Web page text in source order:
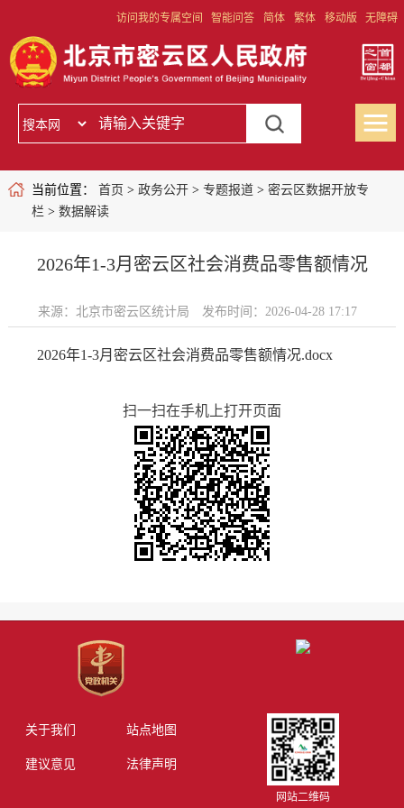
访问我的专属空间 智能问答 简体 繁体 移动版 无障碍
当前位置： 首页 > 政务公开> 专题报道> 密云区数据开放专
栏 > 数据解读
2026年1-3月密云区社会消费品零售额情况
来源：北京市密云区统计局 发布时间：2026-04-28 17:17
2026年1-3月密云区社会消费品零售额情况.docx
扫一扫在手机上打开页面
关于我们 站点地图
建议意见 法律声明
网站二维码